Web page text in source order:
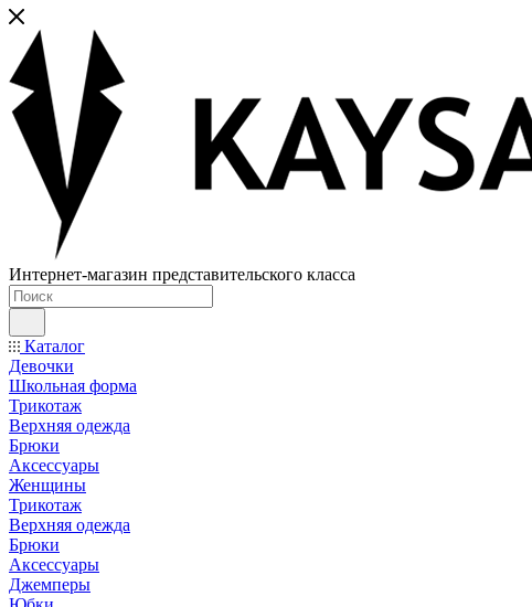
Интернет-магазин представительского класса
Каталог
Девочки
Школьная форма
Трикотаж
Верхняя одежда
Брюки
Аксессуары
Женщины
Трикотаж
Верхняя одежда
Брюки
Аксессуары
Джемперы